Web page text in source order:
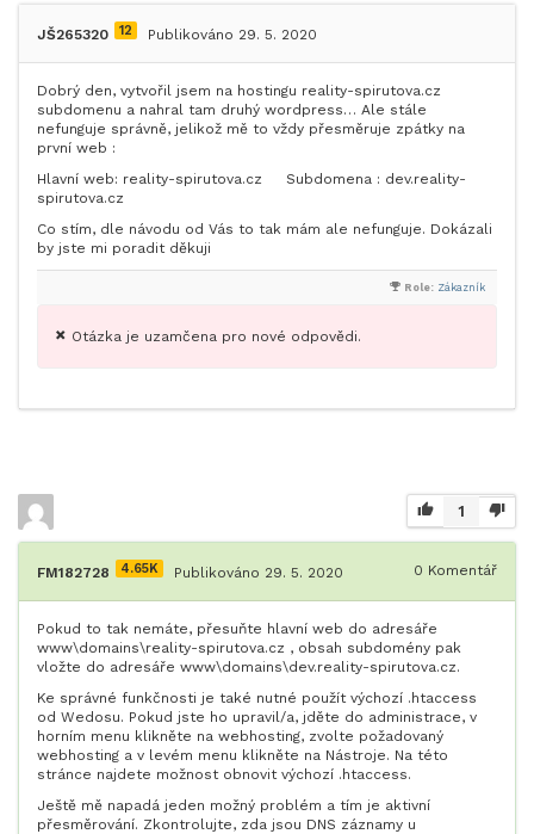
JŠ265320 12 Publikováno 29. 5. 2020
Dobrý den, vytvořil jsem na hostingu reality-spirutova.cz
subdomenu a nahral tam druhý wordpress… Ale stále
nefunguje správně, jelikož mě to vždy přesměruje zpátky na
první web :
Hlavní web: reality-spirutova.cz Subdomena : dev.reality-
spirutova.cz
Co stím, dle návodu od Vás to tak mám ale nefunguje. Dokázali
by jste mi poradit děkuji
Role: Zákazník
Otázka je uzamčena pro nové odpovědi.
1
FM182728 4.65K Publikováno 29. 5. 2020 0 Komentář
Pokud to tak nemáte, přesuňte hlavní web do adresáře
www\domains\reality-spirutova.cz , obsah subdomény pak
vložte do adresáře www\domains\dev.reality-spirutova.cz.
Ke správné funkčnosti je také nutné použít výchozí .htaccess
od Wedosu. Pokud jste ho upravil/a, jděte do administrace, v
horním menu klikněte na webhosting, zvolte požadovaný
webhosting a v levém menu klikněte na Nástroje. Na této
stránce najdete možnost obnovit výchozí .htaccess.
Ještě mě napadá jeden možný problém a tím je aktivní
přesměrování. Zkontrolujte, zda jsou DNS záznamy u